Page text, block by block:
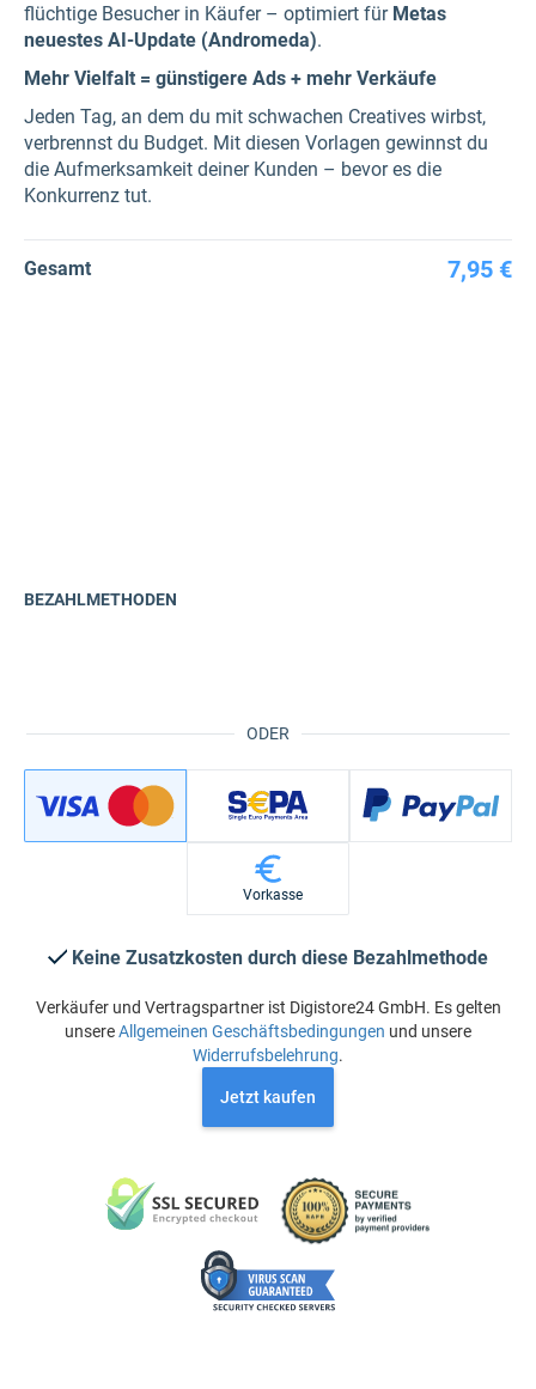
flüchtige Besucher in Käufer – optimiert für Metas
neuestes AI-Update (Andromeda).
Mehr Vielfalt = günstigere Ads + mehr Verkäufe
Jeden Tag, an dem du mit schwachen Creatives wirbst,
verbrennst du Budget. Mit diesen Vorlagen gewinnst du
die Aufmerksamkeit deiner Kunden – bevor es die
Konkurrenz tut.
Gesamt 7,95 €
ODER
BEZAHLMETHODEN
Vorkasse
Keine Zusatzkosten durch diese Bezahlmethode
Verkäufer und Vertragspartner ist Digistore24 GmbH. Es gelten
unsereAllgemeinen Geschäftsbedingungen und unsere
Widerrufsbelehrung.
Jetzt kaufen